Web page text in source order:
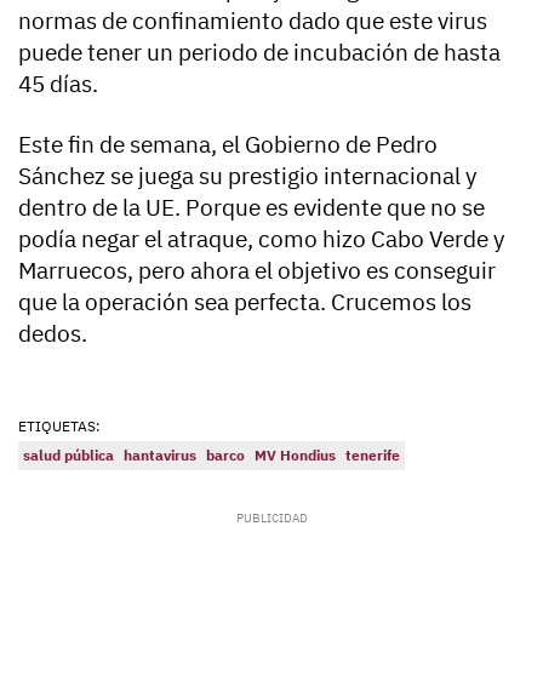
normas de confinamiento dado que este virus
puede tener un periodo de incubación de hasta
45 días.
Este fin de semana, el Gobierno de Pedro
Sánchez se juega su prestigio internacional y
dentro de la UE. Porque es evidente que no se
podía negar el atraque, como hizo Cabo Verde y
Marruecos, pero ahora el objetivo es conseguir
que la operación sea perfecta. Crucemos los
dedos.
ETIQUETAS:
salud pública hantavirus barco MV Hondius tenerife